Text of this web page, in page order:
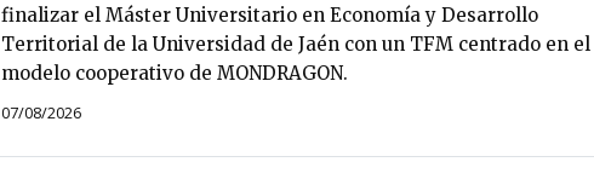
finalizar el Máster Universitario en Economía y Desarrollo
Territorial de la Universidad de Jaén con un TFM centrado en el
modelo cooperativo de MONDRAGON.
07/08/2026